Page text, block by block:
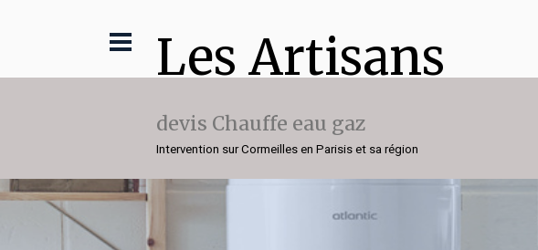
Les Artisans
devis Chauffe eau gaz
Intervention sur Cormeilles en Parisis et sa région